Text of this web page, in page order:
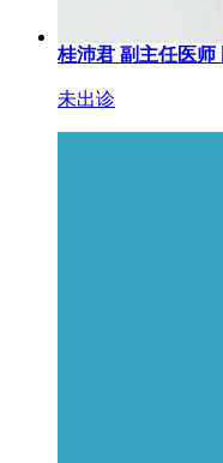
桂沛君 副主任医师
未出诊